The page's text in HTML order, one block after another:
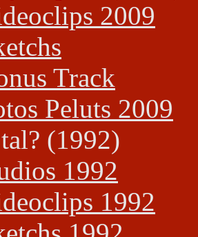
2009
Track
Peluts 2009
(1992)
1992
1992